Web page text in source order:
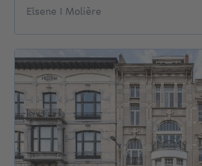
Elsene I Molière